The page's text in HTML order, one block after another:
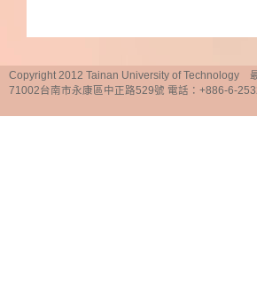
Copyright 2012 Tainan University of Technology
71002台南市永康區中正路529號 電話：+886-6-